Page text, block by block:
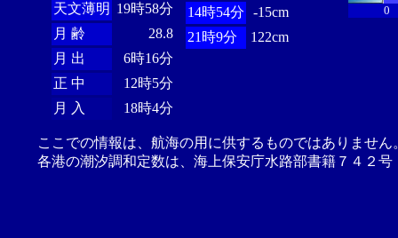
天文薄明 19時58分
月 齢
28.8
月 出
6時16分
正 中
12時5分
月 入
18時4分
14時54分
-15cm
21時9分
122cm
0
ここでの情報は、航海の用に供するものではありませ
各港の潮汐調和定数は、海上保安庁水路部書籍７４２